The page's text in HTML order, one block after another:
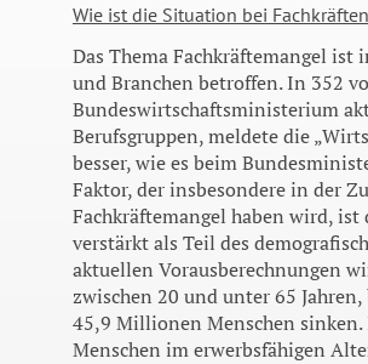
Wie ist die Situation bei
Das Thema Fachkräftemangel
und Branchen betroffen. In 352
Bundeswirtschaftsministerium
Berufsgruppen, meldete die
besser, wie es beim
Faktor, der insbesondere in der
Fachkräftemangel haben wird,
verstärkt als Teil des
aktuellen Vorausberechnungen
zwischen 20 und unter 65
45,9 Millionen Menschen
Menschen im erwerbsfähigen